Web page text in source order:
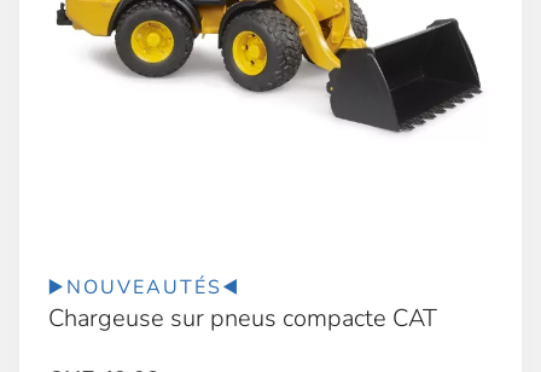
▶️NOUVEAUTÉS◀️
Chargeuse sur pneus compacte CAT